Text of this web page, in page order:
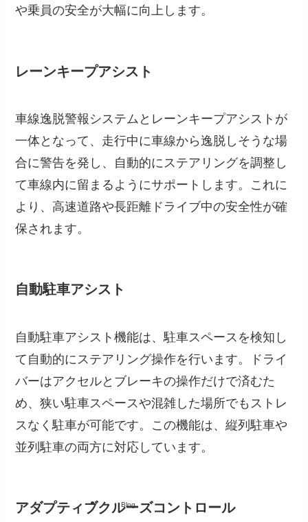
や乗員の安全が大幅に向上します。
レーンキープアシスト
車線逸脱警報システムとレーンキープアシストが
一体となって、走行中に車線から逸脱しそうな場
合に警告を発し、自動的にステアリングを調整し
て車線内に留まるようにサポートします。これに
より、高速道路や長距離ドライブ中の安全性が確
保されます。
自動駐車アシスト
自動駐車アシスト機能は、駐車スペースを検知し
て自動的にステアリング操作を行います。ドライ
バーはアクセルとブレーキの操作だけで済むた
め、狭い駐車スペースや混雑した場所でもストレ
スなく駐車が可能です。この機能は、縦列駐車や
並列駐車の両方に対応しています。
アダプティブクルーズコントロール
Blog